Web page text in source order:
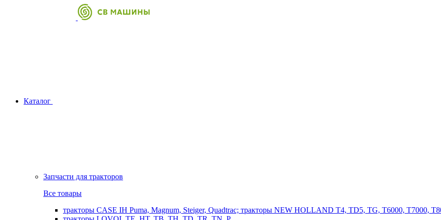
Каталог
Запчасти для тракторов
Все товары
тракторы CASE IH Puma, Magnum, Steiger, Quadtrac; тракторы NEW HOLLAND T4, TD5, TG, T6000, T7000,